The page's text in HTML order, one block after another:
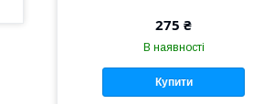
275 ₴
В наявності
Купити